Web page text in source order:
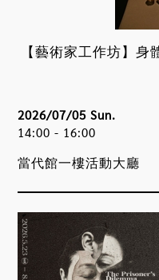
【藝術家工作坊】
當代館一樓活動大廳
2026/07/05 Sun.
14:00 - 16:00